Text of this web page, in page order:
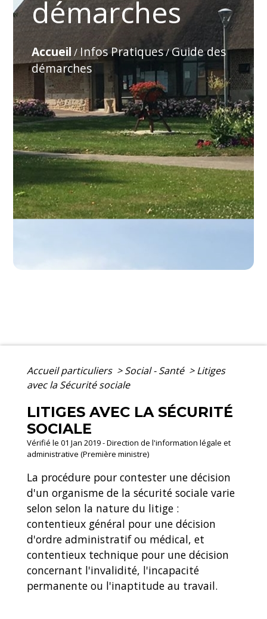
démarches
Accueil / Infos Pratiques/Guide des
démarches
Accueil particuliers > Social - Santé > Litiges
avec la Sécurité sociale
LITIGES AVEC LA SÉCURITÉ
SOCIALE
Vérifié le 01 Jan 2019 - Direction de l'information légale et
administrative (Première ministre)
La procédure pour contester une décision
d'un organisme de la sécurité sociale varie
selon selon la nature du litige :
contentieux général pour une décision
d'ordre administratif ou médical, et
contentieux technique pour une décision
concernant l'invalidité, l'incapacité
permanente ou l'inaptitude au travail.